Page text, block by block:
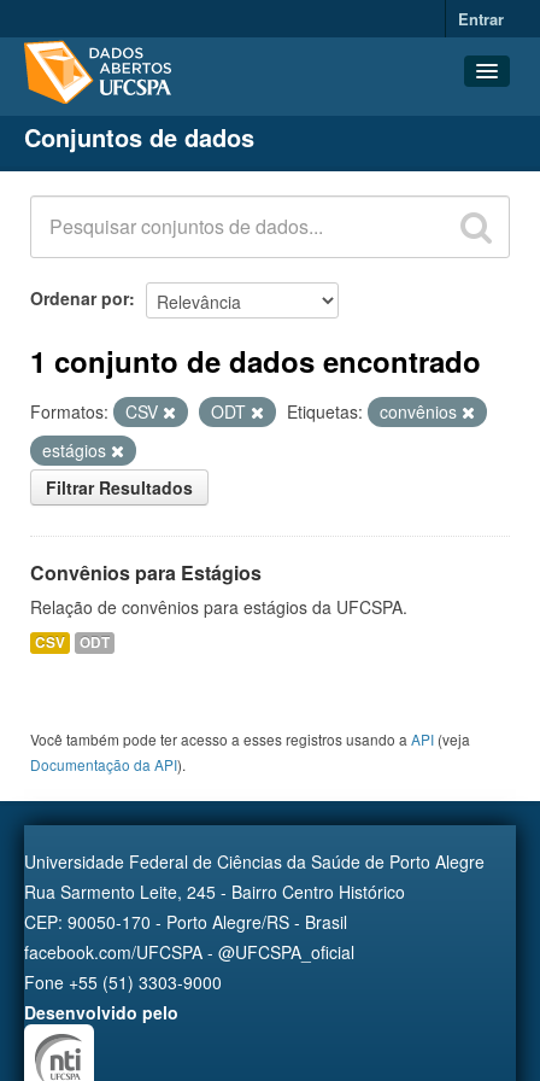
Entrar
Conjuntos de dados
Organizações
Grupos
Sobre
Conjuntos de dados
Ordenar por
1 conjunto de dados encontrado
Formatos: CSV ODT Etiquetas:
convênios
estágios
Filtrar Resultados
Convênios para Estágios
Relação de convênios para estágios da UFCSPA.
CSV ODT
Você também pode ter acesso a esses registros usando a API (veja
Documentação da API).
Universidade Federal de Ciências da Saúde de Porto Alegre
Rua Sarmento Leite, 245 - Bairro Centro Histórico
CEP: 90050-170 - Porto Alegre/RS - Brasil
facebook.com/UFCSPA - @UFCSPA_oficial
Fone +55 (51) 3303-9000
Desenvolvido pelo